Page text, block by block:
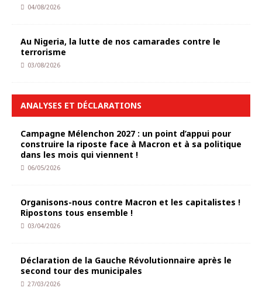
04/08/2026
Au Nigeria, la lutte de nos camarades contre le
terrorisme
03/08/2026
ANALYSES ET DÉCLARATIONS
Campagne Mélenchon 2027 : un point d’appui pour
construire la riposte face à Macron et à sa politique
dans les mois qui viennent !
06/05/2026
Organisons-nous contre Macron et les capitalistes !
Ripostons tous ensemble !
03/04/2026
Déclaration de la Gauche Révolutionnaire après le
second tour des municipales
27/03/2026